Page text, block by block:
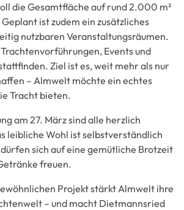
die Gesamtfläche auf rund 2.000 m²
ist zudem ein zusätzliches
nutzbaren Veranstaltungsräumen.
Events und
Ziel ist es, weit mehr als nur
– Almwelt möchte ein echtes
Tracht bieten.
am 27. Märzsind alle herzlich
leibliche Wohl ist selbstverständlich
sich auf eine gemütliche Brotzeit
freuen.
Projekt stärkt Almwelt ihre
– und macht Dietmannsried